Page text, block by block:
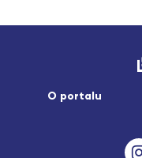
O portalu